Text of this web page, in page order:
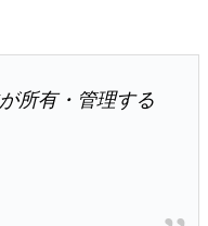
所有・管理する